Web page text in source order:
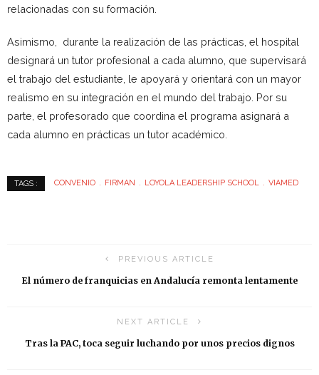
relacionadas con su formación.
Asimismo, durante la realización de las prácticas, el hospital
designará un tutor profesional a cada alumno, que supervisará
el trabajo del estudiante, le apoyará y orientará con un mayor
realismo en su integración en el mundo del trabajo. Por su
parte, el profesorado que coordina el programa asignará a
cada alumno en prácticas un tutor académico.
TAGS : CONVENIO FIRMAN LOYOLA LEADERSHIP SCHOOL VIAMED
PREVIOUS ARTICLE
El número de franquicias en Andalucía remonta lentamente
NEXT ARTICLE
Tras la PAC, toca seguir luchando por unos precios dignos